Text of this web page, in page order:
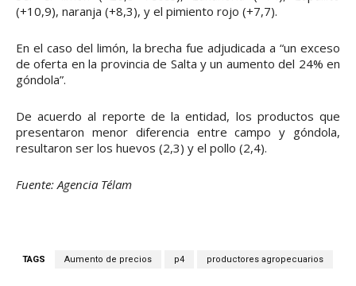
(+10,9), naranja (+8,3), y el pimiento rojo (+7,7).
En el caso del limón, la brecha fue adjudicada a “un exceso
de oferta en la provincia de Salta y un aumento del 24% en
góndola”.
De acuerdo al reporte de la entidad, los productos que
presentaron menor diferencia entre campo y góndola,
resultaron ser los huevos (2,3) y el pollo (2,4).
Fuente: Agencia Télam
TAGS Aumento de precios p4 productores agropecuarios